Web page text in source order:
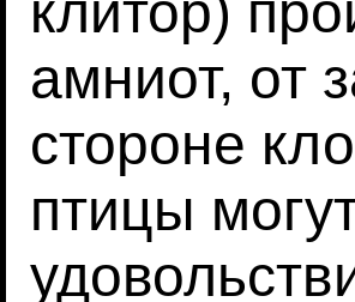
клитор)
амниот, от
стороне
птицы